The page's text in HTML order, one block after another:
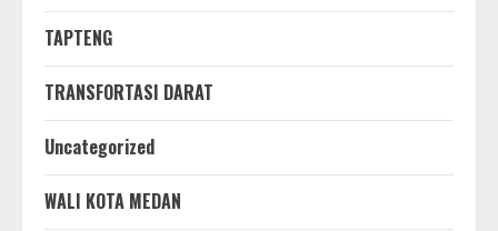
TAPTENG
TRANSFORTASI DARAT
Uncategorized
WALI KOTA MEDAN